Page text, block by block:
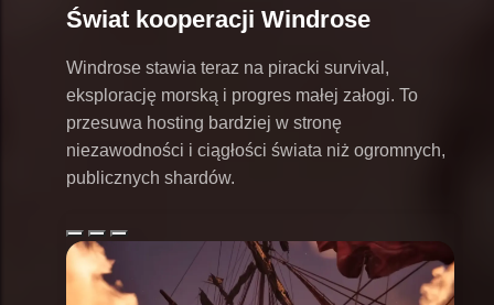
Świat kooperacji Windrose
Windrose stawia teraz na piracki survival,
eksplorację morską i progres małej załogi. To
przesuwa hosting bardziej w stronę
niezawodności i ciągłości świata niż ogromnych,
publicznych shardów.